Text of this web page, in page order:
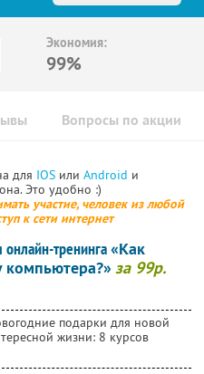
Экономия:
99%
Вопросы по акции
для IOS или Android и
Это удобно :)
участие, человек из любой
к сети интернет
тренинга«Как
компьютера?» за 99р.
подарки для новой
жизни: 8 курсов